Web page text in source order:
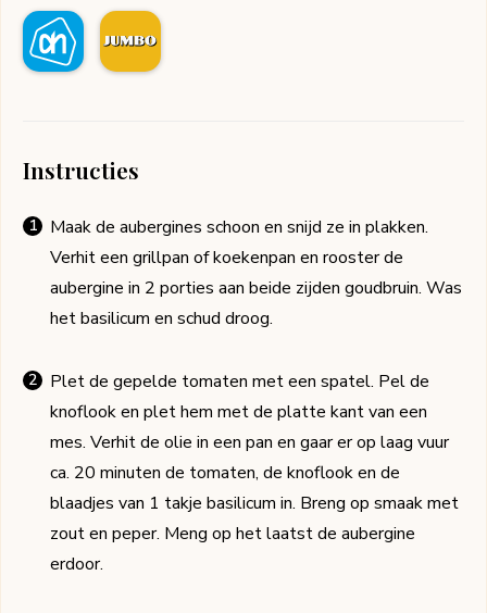
Instructies
Maak de aubergines schoon en snijd ze in plakken.
Verhit een grillpan of koekenpan en rooster de
aubergine in 2 porties aan beide zijden goudbruin. Was
het basilicum en schud droog.
Plet de gepelde tomaten met een spatel. Pel de
knoflook en plet hem met de platte kant van een
mes. Verhit de olie in een pan en gaar er op laag vuur
ca. 20 minuten de tomaten, de knoflook en de
blaadjes van 1 takje basilicum in. Breng op smaak met
zout en peper. Meng op het laatst de aubergine
erdoor.